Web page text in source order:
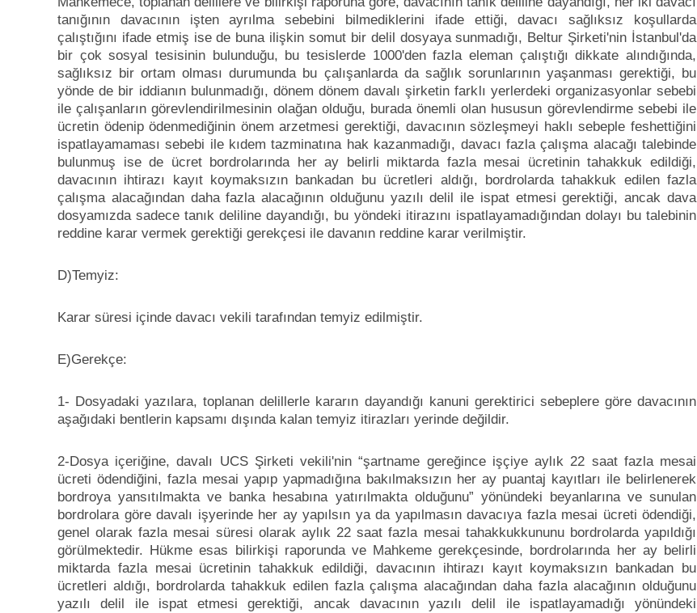
tanığının davacının işten ayrılma sebebini bilmediklerini ifade ettiği, davacı sağlıksız koşullarda
çalıştığını ifade etmiş ise de buna ilişkin somut bir delil dosyaya sunmadığı, Beltur Şirketi'nin İstanbul'da
bir çok sosyal tesisinin bulunduğu, bu tesislerde 1000'den fazla eleman çalıştığı dikkate alındığında,
sağlıksız bir ortam olması durumunda bu çalışanlarda da sağlık sorunlarının yaşanması gerektiği, bu
yönde de bir iddianın bulunmadığı, dönem dönem davalı şirketin farklı yerlerdeki organizasyonlar sebebi
ile çalışanların görevlendirilmesinin olağan olduğu, burada önemli olan hususun görevlendirme sebebi ile
ücretin ödenip ödenmediğinin önem arzetmesi gerektiği, davacının sözleşmeyi haklı sebeple feshettiğini
ispatlayamaması sebebi ile kıdem tazminatına hak kazanmadığı, davacı fazla çalışma alacağı talebinde
bulunmuş ise de ücret bordrolarında her ay belirli miktarda fazla mesai ücretinin tahakkuk edildiği,
davacının ihtirazı kayıt koymaksızın bankadan bu ücretleri aldığı, bordrolarda tahakkuk edilen fazla
çalışma alacağından daha fazla alacağının olduğunu yazılı delil ile ispat etmesi gerektiği, ancak dava
dosyamızda sadece tanık deliline dayandığı, bu yöndeki itirazını ispatlayamadığından dolayı bu talebinin
reddine karar vermek gerektiği gerekçesi ile davanın reddine karar verilmiştir.
D)Temyiz:
Karar süresi içinde davacı vekili tarafından temyiz edilmiştir.
E)Gerekçe:
1- Dosyadaki yazılara, toplanan delillerle kararın dayandığı kanuni gerektirici sebeplere göre davacının
aşağıdaki bentlerin kapsamı dışında kalan temyiz itirazları yerinde değildir.
2-Dosya içeriğine, davalı UCS Şirketi vekili'nin “şartname gereğince işçiye aylık 22 saat fazla mesai
ücreti ödendiğini, fazla mesai yapıp yapmadığına bakılmaksızın her ay puantaj kayıtları ile belirlenerek
bordroya yansıtılmakta ve banka hesabına yatırılmakta olduğunu” yönündeki beyanlarına ve sunulan
bordrolara göre davalı işyerinde her ay yapılsın ya da yapılmasın davacıya fazla mesai ücreti ödendiği,
genel olarak fazla mesai süresi olarak aylık 22 saat fazla mesai tahakkukkununu bordrolarda yapıldığı
görülmektedir. Hükme esas bilirkişi raporunda ve Mahkeme gerekçesinde, bordrolarında her ay belirli
miktarda fazla mesai ücretinin tahakkuk edildiği, davacının ihtirazı kayıt koymaksızın bankadan bu
ücretleri aldığı, bordrolarda tahakkuk edilen fazla çalışma alacağından daha fazla alacağının olduğunu
yazılı delil ile ispat etmesi gerektiği, ancak davacının yazılı delil ile ispatlayamadığı yönündeki